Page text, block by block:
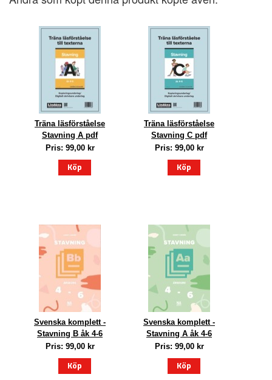
Träna läsförståelse
Stavning A pdf
Pris: 99,00 kr
Köp
Träna läsförståelse
Stavning C pdf
Pris: 99,00 kr
Köp
Svenska komplett -
Stavning B åk 4-6
Pris: 99,00 kr
Köp
Svenska komplett -
Stavning A åk 4-6
Pris: 99,00 kr
Köp